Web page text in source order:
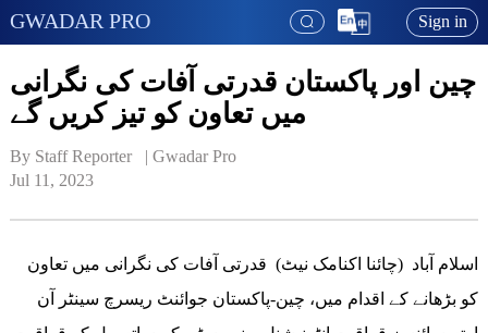
GWADAR PRO Sign in
چین اور پاکستان قدرتی آفات کی نگرانی
میں تعاون کو تیز کریں گے
By Staff Reporter   | Gwadar Pro
Jul 11, 2023
اسلام آباد (چائنا اکنامک نیٹ) قدرتی آفات کی نگرانی میں تعاون
کو بڑھانے کے اقدام میں، چین-پاکستان جوائنٹ ریسرچ سینٹر آن